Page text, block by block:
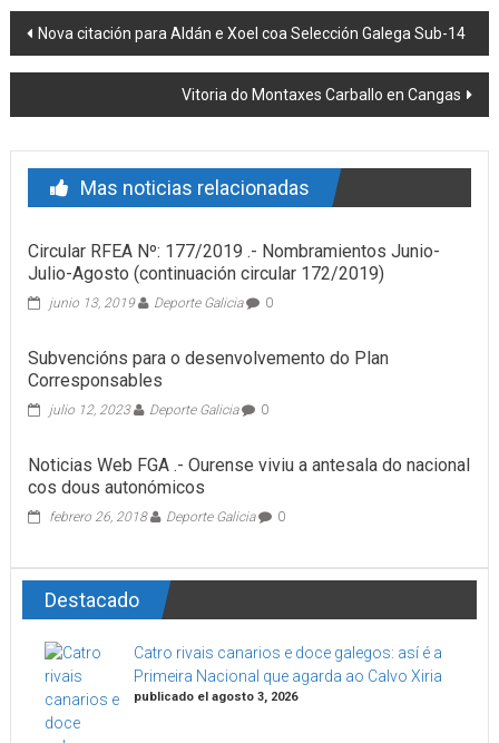
Post navigation
Nova citación para Aldán e Xoel coa Selección Galega Sub-14
Vitoria do Montaxes Carballo en Cangas
Mas noticias relacionadas
Circular RFEA Nº: 177/2019 .- Nombramientos Junio-
Julio-Agosto (continuación circular 172/2019)
junio 13, 2019 Deporte Galicia 0
Subvencións para o desenvolvemento do Plan
Corresponsables
julio 12, 2023 Deporte Galicia 0
Noticias Web FGA .- Ourense viviu a antesala do nacional
cos dous autonómicos
febrero 26, 2018 Deporte Galicia 0
Destacado
Catro rivais canarios e doce galegos: así é a
Primeira Nacional que agarda ao Calvo Xiria
publicado el agosto 3, 2026